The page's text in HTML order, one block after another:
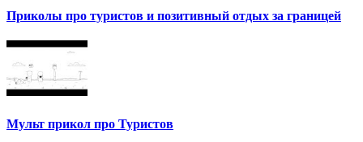
Приколы про туристов и позитивный отдых за границей
Мульт прикол про Туристов